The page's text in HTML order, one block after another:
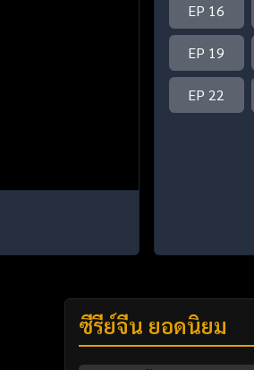
EP 16
EP 19
EP 22
ซีรี่ย์จีน ยอดนิยม